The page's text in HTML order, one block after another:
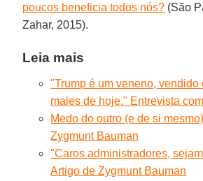
poucos beneficia todos nós? (São
Zahar, 2015).
Leia mais
"Trump é um veneno, vendido
males de hoje." Entrevista
Medo do outro (e de si
Zygmunt Bauman
"Caros administradores,
Artigo de Zygmunt Bauman